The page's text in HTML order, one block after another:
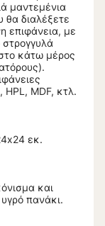
μαντεμένια
θα διαλέξετε
επιφάνεια, με
κάτω μέρος
HPL, MDF, κτλ.
εκ.
και
πανάκι.